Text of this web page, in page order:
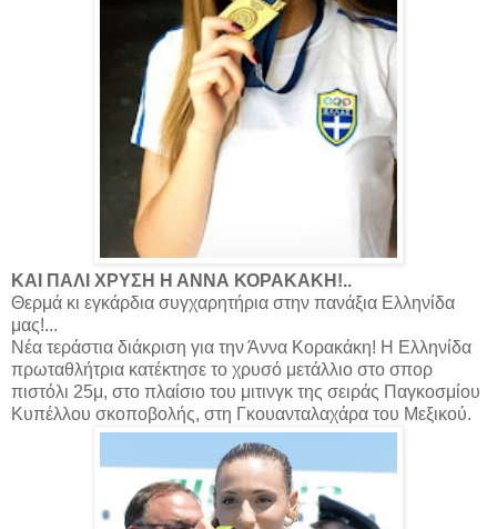
ΚΑΙ ΠΑΛΙ ΧΡΥΣΗ Η ΑΝΝΑ ΚΟΡΑΚΑΚΗ!..
Θερμά κι εγκάρδια συγχαρητήρια στην πανάξια Ελληνίδα
μας!...
Νέα τεράστια διάκριση για την Άννα Κορακάκη! Η Ελληνίδα
πρωταθλήτρια κατέκτησε το χρυσό μετάλλιο στο σπορ
πιστόλι 25μ, στο πλαίσιο του μιτινγκ της σειράς Παγκοσμίου
Κυπέλλου σκοποβολής, στη Γκουανταλαχάρα του Μεξικού.